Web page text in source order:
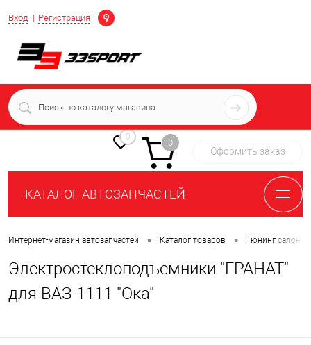
Вход Регистрация
Определение
+7 (939) 716-10-06
пн-пт 7:00-16:00 МСК
0
0
Оформить заказ
КАТАЛОГ АВТОЗАПЧАСТЕЙ
Интернет-магазин автозапчастей • Каталог товаров • Тюнинг салона
Электростеклоподъемники "ГРАНАТ"
для ВАЗ-1111 "Ока"